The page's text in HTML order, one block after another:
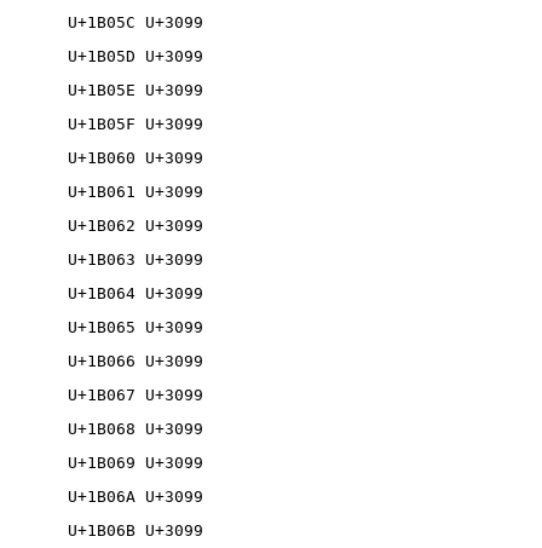
U+1B05C U+3099
U+1B05D U+3099
U+1B05E U+3099
U+1B05F U+3099
U+1B060 U+3099
U+1B061 U+3099
U+1B062 U+3099
U+1B063 U+3099
U+1B064 U+3099
U+1B065 U+3099
U+1B066 U+3099
U+1B067 U+3099
U+1B068 U+3099
U+1B069 U+3099
U+1B06A U+3099
U+1B06B U+3099